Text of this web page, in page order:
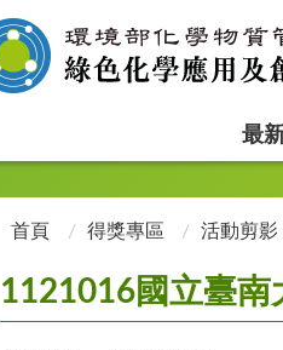
最
首頁 得獎專區 活動剪影
1121016國立臺南